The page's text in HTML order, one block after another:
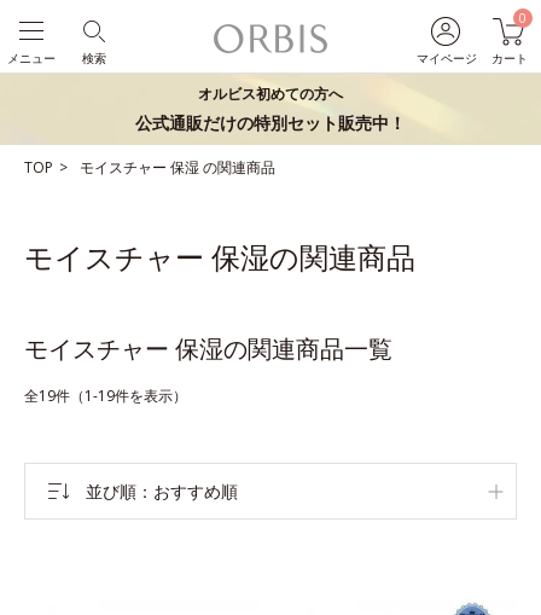
マイページ
0
カート
検索
メニュー
オルビス初めての方へ
公式通販だけの特別セット販売中！
TOP モイスチャー 保湿の関連商品
モイスチャー 保湿の関連商品
モイスチャー 保湿の関連商品一覧
全19件（1-19件を表示）
並び順 おすすめ順